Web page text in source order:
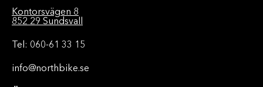
Kontorsvägen 8
852 29 Sundsvall
Tel: 060-61 33 15
info@northbike.se